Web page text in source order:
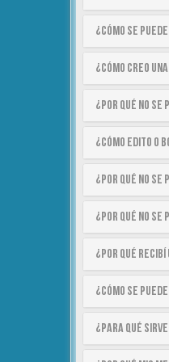
¿Cómo se
¿Cómo creo
¿Por qué no se
¿Cómo edito o
¿Por qué no
¿Por qué no
¿Por qué
¿Cómo se
¿Para qué